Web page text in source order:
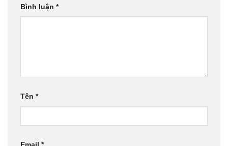
Bình luận *
Tên *